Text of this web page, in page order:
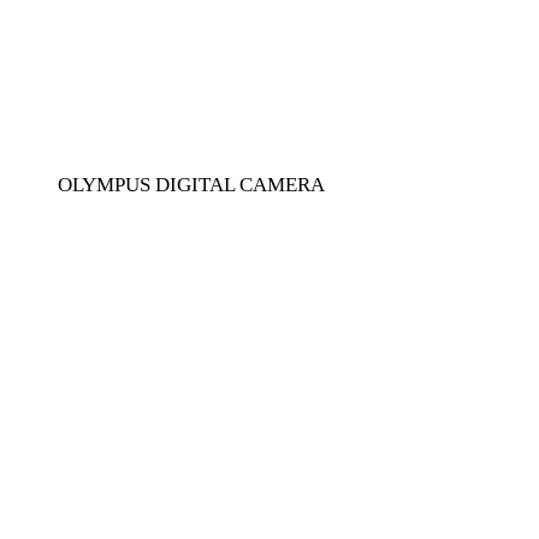
OLYMPUS DIGITAL CAMERA